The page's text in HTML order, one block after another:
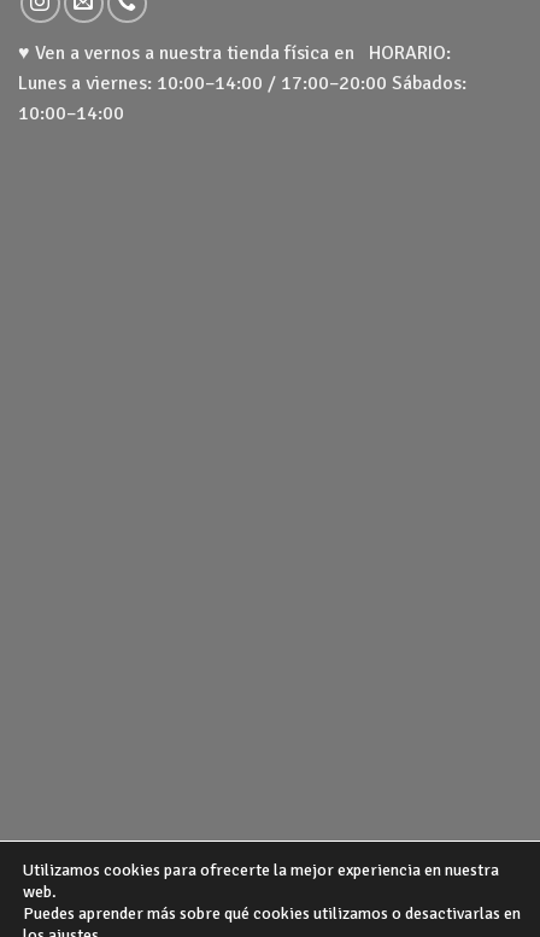
♥ Ven a vernos a nuestra tienda física en HORARIO:
Lunes a viernes: 10:00–14:00 / 17:00–20:00 Sábados:
10:00–14:00
¿QUIENES SOMOS? POLITICA DE PRIVACIDAD
Utilizamos cookies para ofrecerte la mejor experiencia en nuestra
web.
Puedes aprender más sobre qué cookies utilizamos o desactivarlas en